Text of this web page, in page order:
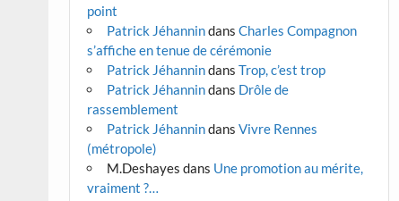
point
Patrick Jéhannindans Charles Compagnon
s’affiche en tenue de cérémonie
Patrick Jéhannindans Trop, c’est trop
Patrick Jéhannindans Drôle de
rassemblement
Patrick Jéhannindans Vivre Rennes
(métropole)
M.Deshayes dans Une promotion au mérite,
vraiment ?…